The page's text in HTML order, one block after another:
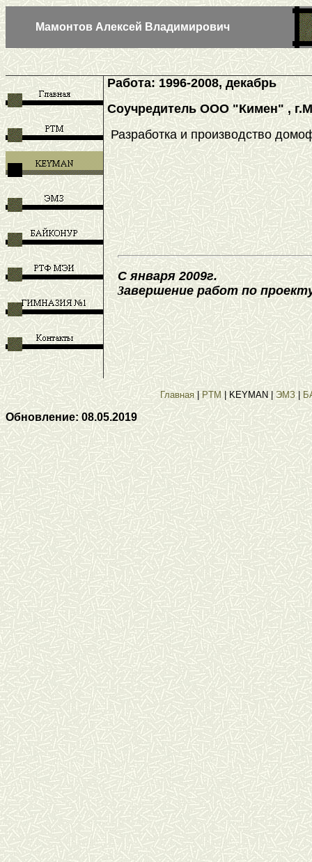
Мамонтов Алексей Владимирович
Работа: 1996-2008, декабрь
Соучредитель ООО "Кимен" ,
Разработка и производство
С января 2009г.
Завершение работ по
Главная|PTM | KEYMAN |ЭМЗ|
Обновление: 08.05.2019